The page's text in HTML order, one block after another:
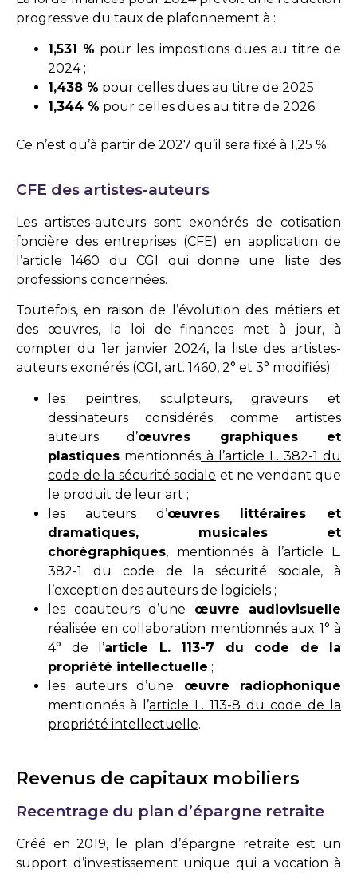
progressive du taux de plafonnement à :
1,531 % pour les impositions dues au titre de
2024 ;
1,438 % pour celles dues au titre de 2025
1,344 % pour celles dues au titre de 2026.
Ce n’est qu’à partir de 2027 qu’il sera fixé à 1,25 %
CFE des artistes-auteurs
Les artistes-auteurs sont exonérés de cotisation
foncière des entreprises (CFE) en application de
l’article 1460 du CGI qui donne une liste des
professions concernées.
Toutefois, en raison de l’évolution des métiers et
des œuvres, la loi de finances met à jour, à
compter du 1er janvier 2024, la liste des artistes-
auteurs exonérés (CGI, art. 1460, 2° et 3° modifiés) :
les peintres, sculpteurs, graveurs et
dessinateurs considérés comme artistes
auteurs d’œuvres graphiques et
plastiques mentionnés à l’article L. 382-1 du
code de la sécurité sociale et ne vendant que
le produit de leur art ;
les auteurs d’œuvres littéraires et
dramatiques, musicales et
chorégraphiques, mentionnés à
l’article L.
382-1 du code de la sécurité sociale, à
l’exception des auteurs de logiciels ;
les coauteurs d’une œuvre audiovisuelle
réalisée en collaboration mentionnés aux 1° à
4° de l’article L. 113-7 du code de la
propriété intellectuelle ;
les auteurs d’une œuvre radiophonique
mentionnés à l’article L. 113-8 du code de la
propriété intellectuelle.
Revenus de capitaux mobiliers
Recentrage du plan d’épargne retraite
Créé en 2019, le plan d’épargne retraite est un
support d’investissement unique qui a vocation à